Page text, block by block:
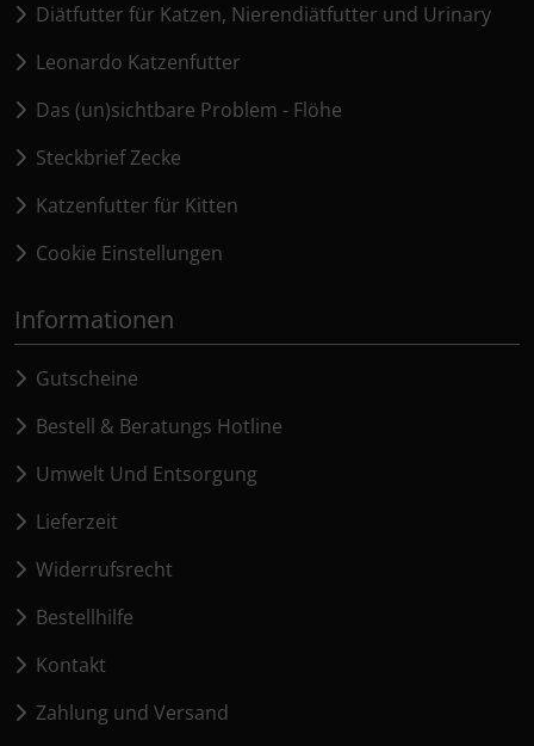
Diätfutter für Katzen, Nierendiätfutter und Urinary
Leonardo Katzenfutter
Das (un)sichtbare Problem - Flöhe
Steckbrief Zecke
Katzenfutter für Kitten
Cookie Einstellungen
Informationen
Gutscheine
Bestell & Beratungs Hotline
Umwelt Und Entsorgung
Lieferzeit
Widerrufsrecht
Bestellhilfe
Kontakt
Zahlung und Versand